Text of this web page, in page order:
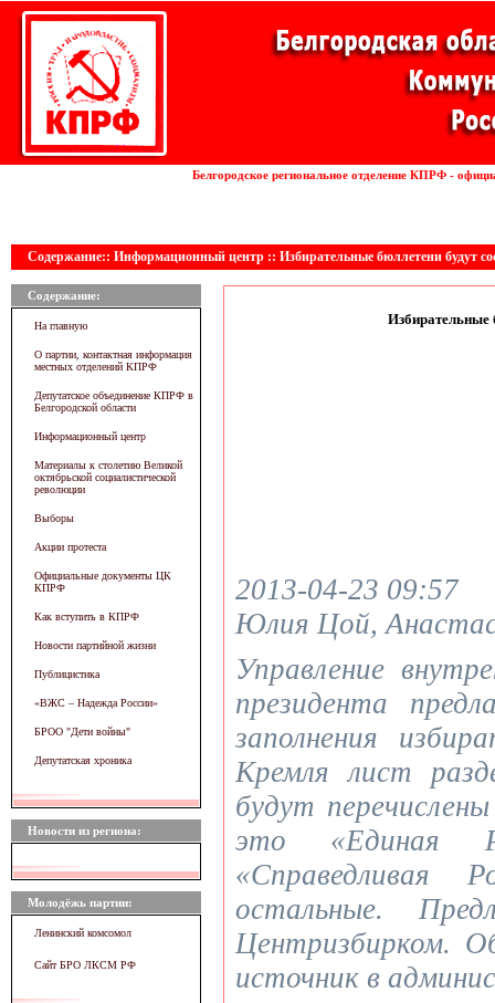
Белгородское региональное отделение КПРФ -
Содержание:: Информационный центр :: Избирательные бюллетени будут
Содержание:
На главную
О партии, контактная информация
местных отделений КПРФ
Депутатское объединение КПРФ в
Белгородской области
Информационный центр
Материалы к столетию Великой
октябрьской социалистической
революции
Выборы
Акции протеста
Официальные документы ЦК
КПРФ
Как вступить в КПРФ
Новости партийной жизни
Публицистика
«ВЖC – Надежда России»
БРОО "Дети войны"
Депутатская хроника
Новости из региона:
Молодёжь партии:
Ленинский комсомол
Сайт БРО ЛКСМ РФ
Избирательные
2013-04-23 09:57
Юлия Цой,
Управление
президента
заполнения
Кремля лист
будут
это «Единая
остальные.
Центризбирком.
источник в